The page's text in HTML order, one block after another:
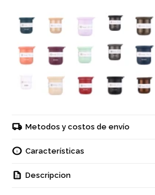
Metodos y costos de envío
Características
Descripcion